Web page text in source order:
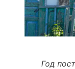
Год